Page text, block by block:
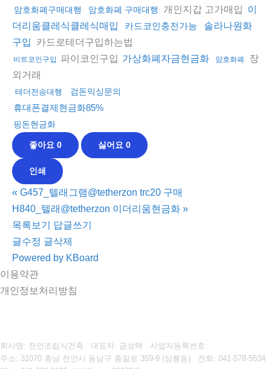
암호화폐구매대행 암호화폐 구매대행 개인지갑 고가매입 이
더리움클레식클레식매입
카드코인충전가능
솔라나원화
구입
카드로테더구입하는법
비트코인구입 파이코인구입 가상화폐자금현금화 암호화폐
장
외거래
테더전송대행 검돈믹싱문의
휴대폰결제현금화85%
핑돈현금화
좋아요 0 싫어요 0
인쇄
« G457_텔래그램@tetherzon trc20 구매
H840_텔래@tetherzon 이더리움현금화 »
목록보기 답글쓰기
글수정 글삭제
Powered by KBoard
이용약관
개인정보처리방침
회사명: 천안조립식건축 대표자: 금성택 사업자등록번호:
주소: 31070 충남 천안시 동남구 충절로 359-9 (삼룡동) 전화: 041-578-5534